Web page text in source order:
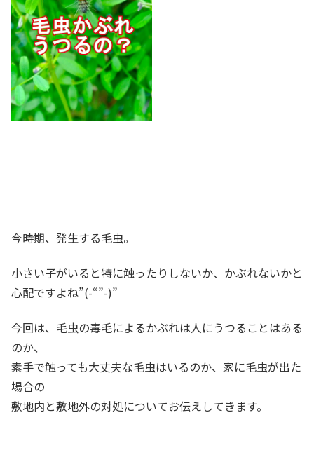
今時期、発生する毛虫。
小さい子がいると特に触ったりしないか、かぶれないかと
心配ですよね”(-“”-)”
今回は、毛虫の毒毛によるかぶれは人にうつることはある
のか、
素手で触っても大丈夫な毛虫はいるのか、家に毛虫が出た
場合の
敷地内と敷地外の対処についてお伝えしてきます。